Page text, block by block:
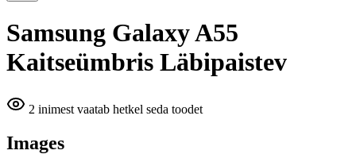
Samsung Galaxy A55
Kaitseümbris Läbipaistev
2 inimest vaatab hetkel seda toodet
Images